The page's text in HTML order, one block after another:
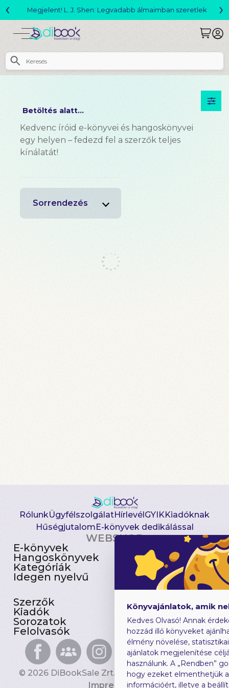
Megjelent! L. J. Shen: Legvadabb álmaimban szeretlek
‹ ›
Betöltés alatt...
Kedvenc íróid e-könyvei és hangoskönyvei
egy helyen – fedezd fel a szerzők teljes
kínálatát!
Sorrendezés
RólunkÜgyfélszolgálatHírlevélGYIKKiadóknak
HűségjutalomE-könyvek dedikálással
WEBSHOP
E-könyvek
Hangoskönyvek
Kategóriák
Idegen nyelvű
Csomagajánlatok
Akciósak
Előjegyezhetők
Újdonságok
Szerzők
Kiadók
Sorozatok
Felolvasók
Gyerekkönyvek
Heti toplista
Ajándékutalvány
Blog
© 2026 DiBookSale Zrt. Minden jog fenntartva.
Impresszum
Könyvajánlatok, amik
Kedves Olvasó! Annak
hozzád illő könyveket
élmény növelése,
ajánlatok megjelenítése
használunk. A „Rendben”
hogy ezeket elmenthetjük
információért, illetve a